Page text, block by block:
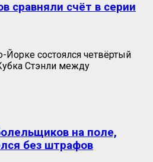
сравняли счёт в серии
состоялся четвёртый
Стэнли между
на поле,
без штрафов